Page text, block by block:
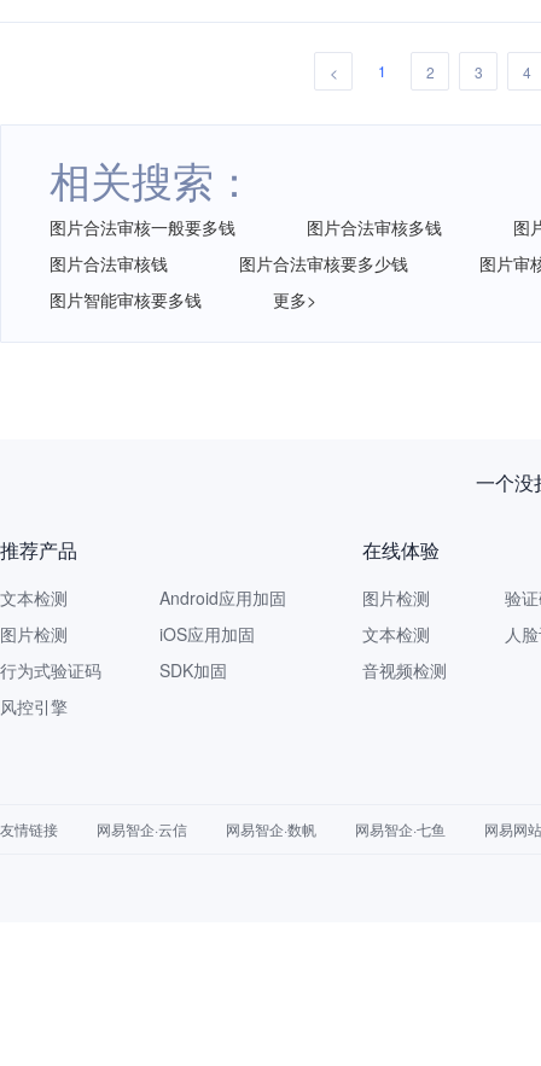
< 1 2 3 4
相关搜索：
图片合法审核一般要多钱 图片合法审核多钱
图
图片合法审核钱
图片合法审核要多少钱
图片审
图片智能审核要多钱
更多>
一个没
推荐产品
文本检测
图片检测
行为式验证码
风控引擎
Android应用加固
iOS应用加固
SDK加固
在线体验
图片检测
文本检测
音视频检测
验
人
友情链接 网易智企·云信 网易智企·数帆 网易智企·七鱼 网易网